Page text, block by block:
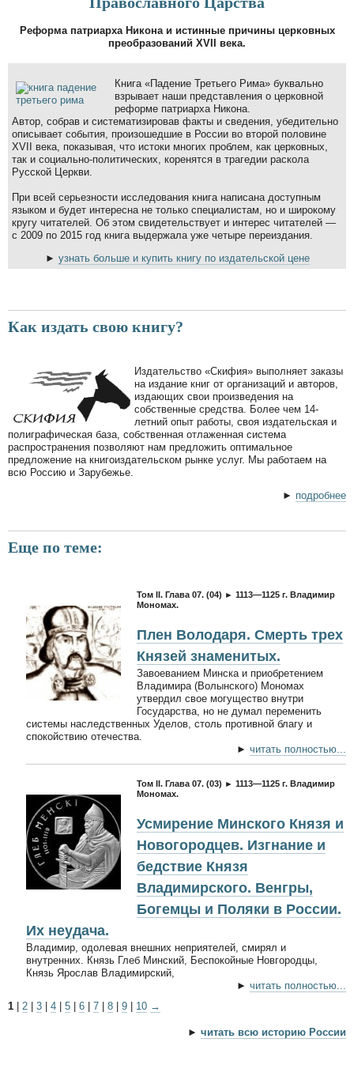
Реформа патриарха Никона и истинные причины церковных
преобразований XVII века.
Книга «Падение Третьего Рима» буквально
взрывает наши представления о церковной
реформе патриарха Никона.
Автор, собрав и систематизировав факты и сведения, убедительно
описывает события, произошедшие в России во второй половине
XVII века, показывая, что истоки многих проблем, как церковных,
так и социально-политических, коренятся в трагедии раскола
Русской Церкви.
При всей серьезности исследования книга написана доступным
языком и будет интересна не только специалистам, но и широкому
кругу читателей. Об этом свидетельствует и интерес читателей —
с 2009 по 2015 год книга выдержала уже четыре переиздания.
► узнать больше и купить книгу по издательской цене
Как издать свою книгу?
Издательство «Скифия» выполняет заказы
на издание книг от организаций и авторов,
издающих свои произведения на
собственные средства. Более чем 14-
летний опыт работы, своя издательская и
полиграфическая база, собственная отлаженная система
распространения позволяют нам предложить оптимальное
предложение на книгоиздательском рынке услуг. Мы работаем на
всю Россию и Зарубежье.
► подробнее
Еще по теме:
Том II. Глава 07. (04) ► 1113—1125 г. Владимир
Мономах.
Плен Володаря. Смерть трех
Князей знаменитых.
Завоеванием Минска и приобретением
Владимира (Волынского) Мономах
утвердил свое могущество внутри
Государства, но не думал переменить
системы наследственных Уделов, столь противной благу и
спокойствию отечества.
► читать полностью...
Том II. Глава 07. (03) ► 1113—1125 г. Владимир
Мономах.
Усмирение Минского Князя и
Новогородцев. Изгнание и
бедствие Князя
Владимирского. Венгры,
Богемцы и Поляки в России.
Их неудача.
Владимир, одолевая внешних неприятелей, смирял и
внутренних. Князь Глеб Минский, Беспокойные Новгородцы,
Князь Ярослав Владимирский,
► читать полностью...
1
2 3 4 5 6 7 8 9 10 →
► читать всю историю России